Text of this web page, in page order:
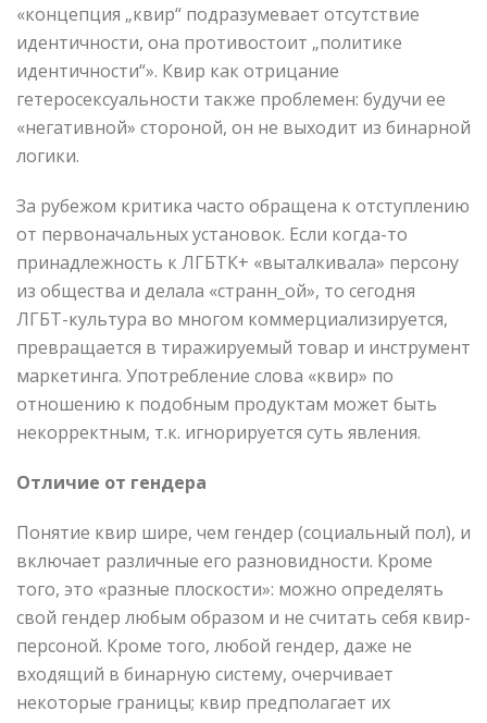
«концепция „квир“ подразумевает отсутствие
идентичности, она противостоит „политике
идентичности“». Квир как отрицание
гетеросексуальности также проблемен: будучи ее
«негативной» стороной, он не выходит из бинарной
логики.
За рубежом критика часто обращена к отступлению
от первоначальных установок. Если когда-то
принадлежность к ЛГБТК+ «выталкивала» персону
из общества и делала «странн_ой», то сегодня
ЛГБТ-культура во многом коммерциализируется,
превращается в тиражируемый товар и инструмент
маркетинга. Употребление слова «квир» по
отношению к подобным продуктам может быть
некорректным, т.к. игнорируется суть явления.
Отличие от гендера
Понятие квир шире, чем гендер (социальный пол), и
включает различные его разновидности. Кроме
того, это «разные плоскости»: можно определять
свой гендер любым образом и не считать себя квир-
персоной. Кроме того, любой гендер, даже не
входящий в бинарную систему, очерчивает
некоторые границы; квир предполагает их